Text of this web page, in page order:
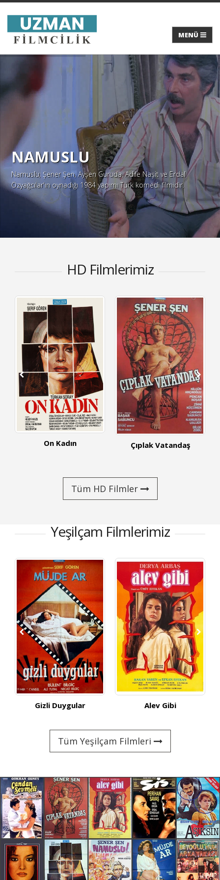
NAMUSLU
Namuslu; Şener Şen, Ayşen Guruda, Adile Naşit ve Erdal
Özyağcılar'ın oynadığı 1984 yapımı Türk komedi filmidir.
HD Filmlerimiz
Çıplak Vatandaş Sekreter
Tüm HD Filmler
Yeşilçam Filmlerimiz
Alev Gibi Asılacak Kadın
Tüm Yeşilçam Filmleri